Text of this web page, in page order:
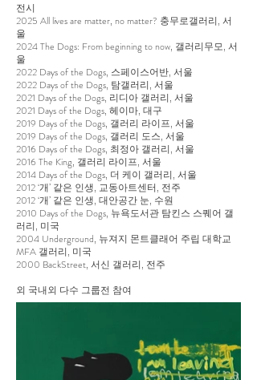
전시
2025 All lives are matter, no matter? 충무로갤러리, 서
울
2024 The Dogs: From beginning to now, 갤러리무모, 서
울
2022 Days of the Dogs, 스페이스어반, 서울
2022 Days of the Dogs, 탐갤러리, 서울
2021 Days of the Dogs, 리디아 갤러리, 서울
2021 Days of the Dogs, 헤이마, 대구
2019 Days of the Dogs, 갤러리 라이프, 서울
2019 Days of the Dogs, 갤러리 도스, 서울
2016 Days of the Dogs, 최정아 갤러리, 서울
2016 The King, 갤러리 라이프, 서울
2014 Days of the Dogs, 더 케이 갤러리, 서울
2012 ‘개’ 같은 인생, 교동아트센터, 전주
2012 ‘개’ 같은 인생, 대안공간 눈, 수원
2010 Days of the Dogs, 뉴욕도서관 탐킨스 스퀘어 갤
러리, 미국
2004 Underground, 뉴져지 몬트클래어 주립 대학교
MFA 갤러리, 미국
2000 BackStreet, 서신 갤러리, 전주
외 국내외 다수 그룹전 참여